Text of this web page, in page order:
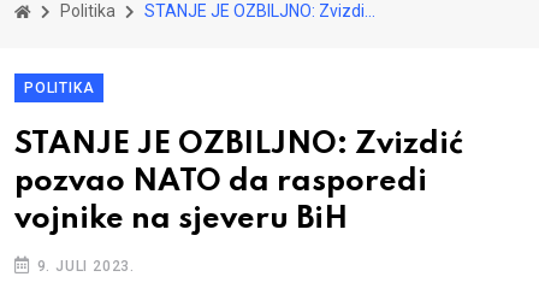
Politika STANJE JE OZBILJNO: Zvizdić pozvao NATO da rasporedi vojnike na sjeveru BiH
POLITIKA
STANJE JE OZBILJNO: Zvizdić
pozvao NATO da rasporedi
vojnike na sjeveru BiH
9. JULI 2023.